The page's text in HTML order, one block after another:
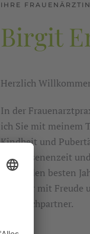
IHRE
Birgit
Herzlich
In der
ich Sie mit meinem
Kindheit und
Erwachsenenzeit
hin zu den besten
sind wir mit Freude
Ansprechpartner.